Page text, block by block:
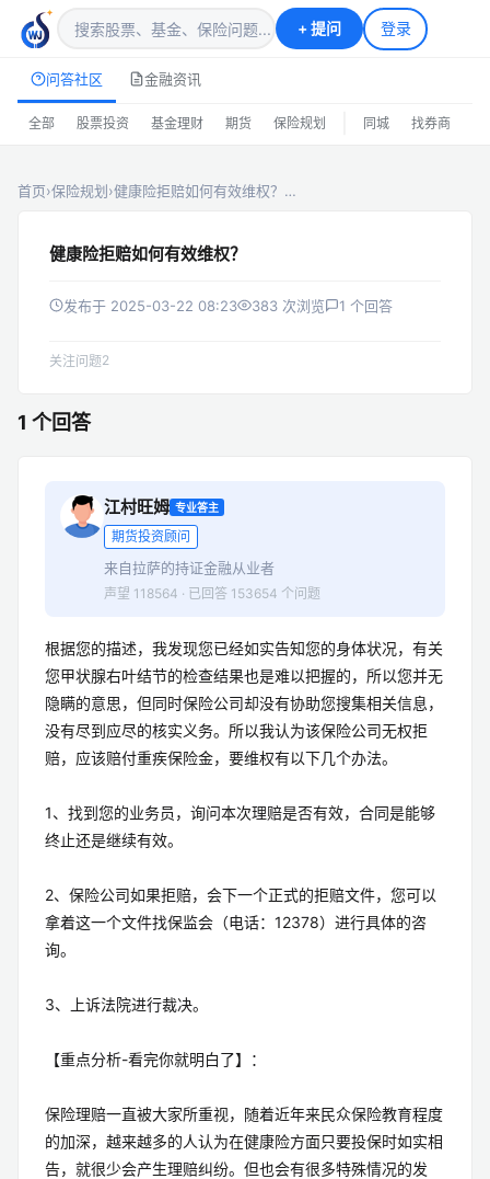
+提问 登录
问答社区 金融资讯
全部 股票投资 基金理财 期货 保险规划 同城 找券商
首页›保险规划›健康险拒赔如何有效维权？…
健康险拒赔如何有效维权？
发布于 2025-03-22 08:23 383 次浏览 1 个回答
关注问题2
1 个回答
江村旺姆 专业答主
期货投资顾问
来自拉萨的持证金融从业者
声望 118564 · 已回答 153654 个问题
根据您的描述，我发现您已经如实告知您的身体状况，有关
您甲状腺右叶结节的检查结果也是难以把握的，所以您并无
隐瞒的意思，但同时保险公司却没有协助您搜集相关信息，
没有尽到应尽的核实义务。所以我认为该保险公司无权拒
赔，应该赔付重疾保险金，要维权有以下几个办法。
1、找到您的业务员，询问本次理赔是否有效，合同是能够
终止还是继续有效。
2、保险公司如果拒赔，会下一个正式的拒赔文件，您可以
拿着这一个文件找保监会（电话：12378）进行具体的咨
询。
3、上诉法院进行裁决。
【重点分析-看完你就明白了】：
保险理赔一直被大家所重视，随着近年来民众保险教育程度
的加深，越来越多的人认为在健康险方面只要投保时如实相
告，就很少会产生理赔纠纷。但也会有很多特殊情况的发